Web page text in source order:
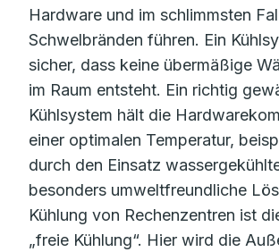
Hardware und im schlimmsten
Schwelbränden führen. Ein
sicher, dass keine übermäßige
im Raum entsteht. Ein richtig
Kühlsystem hält die
einer optimalen Temperatur,
durch den Einsatz
besonders umweltfreundliche
Kühlung von Rechenzentren ist
„freie Kühlung“. Hier wird die